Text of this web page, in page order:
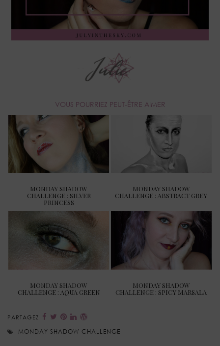
VOUS POURRIEZ PEUT-ÊTRE AIMER
MONDAY SHADOW
CHALLENGE : SILVER
PRINCESS
MONDAY SHADOW
CHALLENGE : ABSTRACT GREY
MONDAY SHADOW
CHALLENGE : AQUA GREEN
MONDAY SHADOW
CHALLENGE : SPICY MARSALA
PARTAGEZ
MONDAY SHADOW CHALLENGE